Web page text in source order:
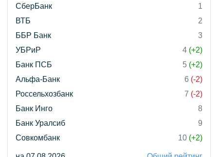
СберБанк
1
ВТБ
2
ББР Банк
3
УБРиР
4 (+2)
Банк ПСБ
5 (+2)
Альфа-Банк
6 (-2)
Россельхозбанк
7 (-2)
Банк Инго
8
Банк Уралсиб
9
Совкомбанк
10 (+2)